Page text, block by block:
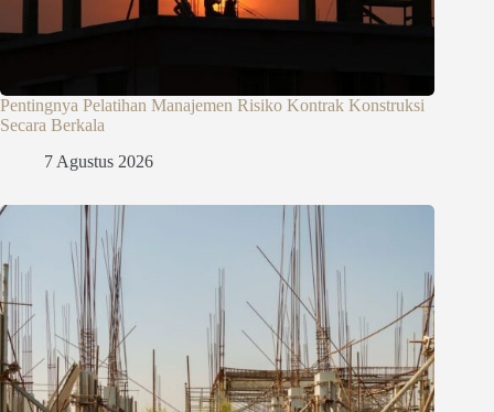
Pentingnya Pelatihan Manajemen Risiko Kontrak Konstruksi
Secara Berkala
7 Agustus 2026